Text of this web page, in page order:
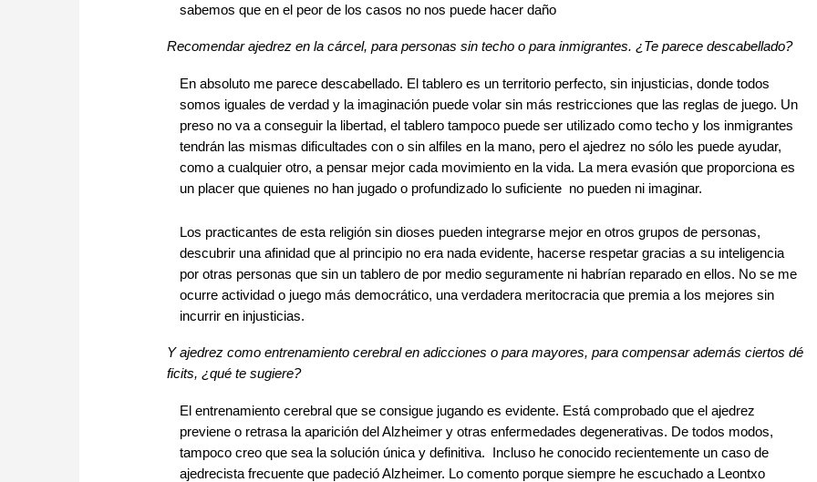
sabemos que en el peor de los casos no nos puede hacer daño
Recomendar ajedrez en la cárcel, para personas sin techo o para inmigrantes. ¿Te parece descabellado?
En absoluto me parece descabellado. El tablero es un territorio perfecto, sin injusticias, donde todos
somos iguales de verdad y la imaginación puede volar sin más restricciones que las reglas de juego. Un
preso no va a conseguir la libertad, el tablero tampoco puede ser utilizado como techo y los inmigrantes
tendrán las mismas dificultades con o sin alfiles en la mano, pero el ajedrez no sólo les puede ayudar,
como a cualquier otro, a pensar mejor cada movimiento en la vida. La mera evasión que proporciona es
un placer que quienes no han jugado o profundizado lo suficiente no pueden ni imaginar.
Los practicantes de esta religión sin dioses pueden integrarse mejor en otros grupos de personas,
descubrir una afinidad que al principio no era nada evidente, hacerse respetar gracias a su inteligencia
por otras personas que sin un tablero de por medio seguramente ni habrían reparado en ellos. No se me
ocurre actividad o juego más democrático, una verdadera meritocracia que premia a los mejores sin
incurrir en injusticias.
Y ajedrez como entrenamiento cerebral en adicciones o para mayores, para compensar además ciertos dé
ficits, ¿qué te sugiere?
El entrenamiento cerebral que se consigue jugando es evidente. Está comprobado que el ajedrez
previene o retrasa la aparición del Alzheimer y otras enfermedades degenerativas. De todos modos,
tampoco creo que sea la solución única y definitiva. Incluso he conocido recientemente un caso de
ajedrecista frecuente que padeció Alzheimer. Lo comento porque siempre he escuchado a Leontxo